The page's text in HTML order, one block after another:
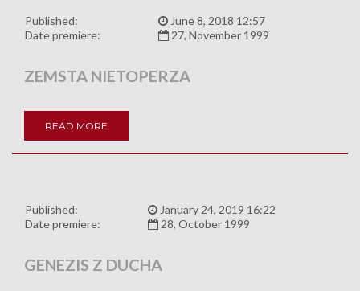
Published:
June 8, 2018 12:57
Date premiere:
27, November 1999
ZEMSTA NIETOPERZA
READ MORE
Published:
January 24, 2019 16:22
Date premiere:
28, October 1999
GENEZIS Z DUCHA